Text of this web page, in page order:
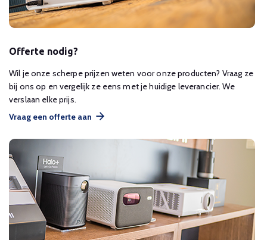
Offerte nodig?
Wil je onze scherpe prijzen weten voor onze producten? Vraag ze
bij ons op en vergelijk ze eens met je huidige leverancier. We
verslaan elke prijs.
Vraag een offerte aan